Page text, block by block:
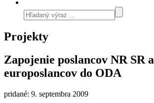
Projekty
Zapojenie poslancov NR SR a
europoslancov do ODA
pridané: 9. septembra 2009